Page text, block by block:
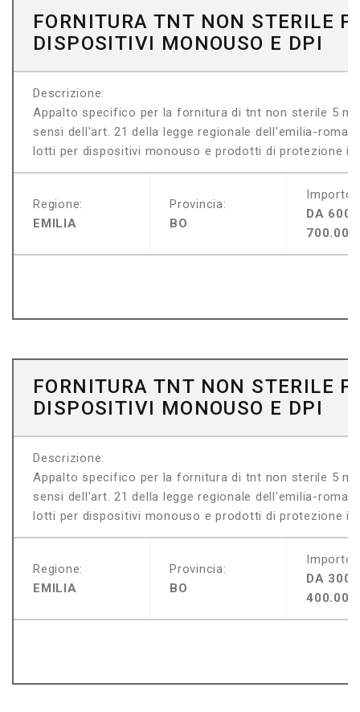
FORNITURA TNT NON STERILE
DISPOSITIVI MONOUSO E DPI
Descrizione:
Appalto specifico per la fornitura di tnt non sterile 5
sensi dell'art. 21 della legge regionale dell'emilia-
lotti per dispositivi monouso e prodotti di protezione
Regione:
EMILIA
Provincia:
BO
Importo:
DA
700.000
FORNITURA TNT NON STERILE
DISPOSITIVI MONOUSO E DPI
Descrizione:
Appalto specifico per la fornitura di tnt non sterile 5
sensi dell'art. 21 della legge regionale dell'emilia-
lotti per dispositivi monouso e prodotti di protezione
Regione:
EMILIA
Provincia:
BO
Importo:
DA
400.000